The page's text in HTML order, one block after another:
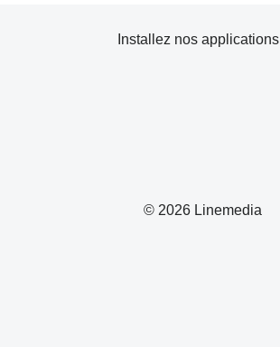
© 2026 Linemedia
Installez nos applications